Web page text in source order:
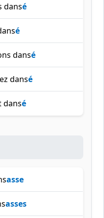
dansé
é
dansé
dansé
dansé
asse
asses